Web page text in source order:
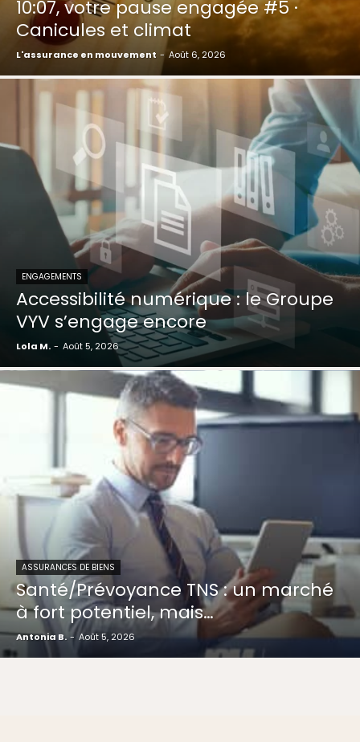
10:07, votre pause engagée #5 ·
Canicules et climat
L'assurance en mouvement - Août 6, 2026
ENGAGEMENTS
Accessibilité numérique : le Groupe
VYV s’engage encore
Lola M. - Août 5, 2026
ASSURANCES DE BIENS
Santé/Prévoyance TNS : un marché
à fort potentiel, mais…
Antonia B. - Août 5, 2026